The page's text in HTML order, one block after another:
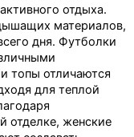
отдыха.
материалов,
дня. Футболки
топы отличаются
для теплой
отделке, женские